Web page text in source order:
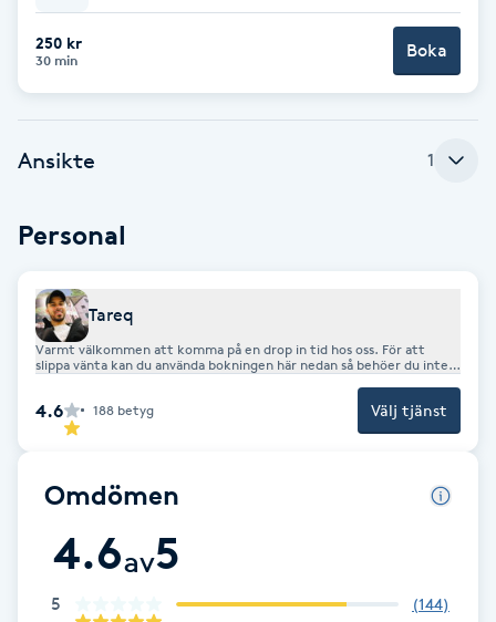
Celluliter
Color correction
Cryoterapi
Damklippning
Diamantslipning
Enzympeeling
Extensions
250 kr
30 min Boka
Ansikte 1
Personal
Tareq
Varmt välkommen att komma på en drop in tid hos oss. För att
slippa vänta kan du använda bokningen här nedan så behöer du inte
4.6 188 betyg Välj tjänst
Omdömen
4.6av5
5 (144)